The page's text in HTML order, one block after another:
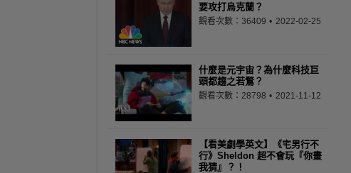
要攻打烏克蘭？
觀看次數：36409 2022-02-25
什麼是元宇宙？為什麼科技巨
頭都趨之若鶩？
觀看次數：28798 2021-11-12
【看美劇學英文】《宅男行不
行》Sheldon 超不會玩『你畫
我猜』？！